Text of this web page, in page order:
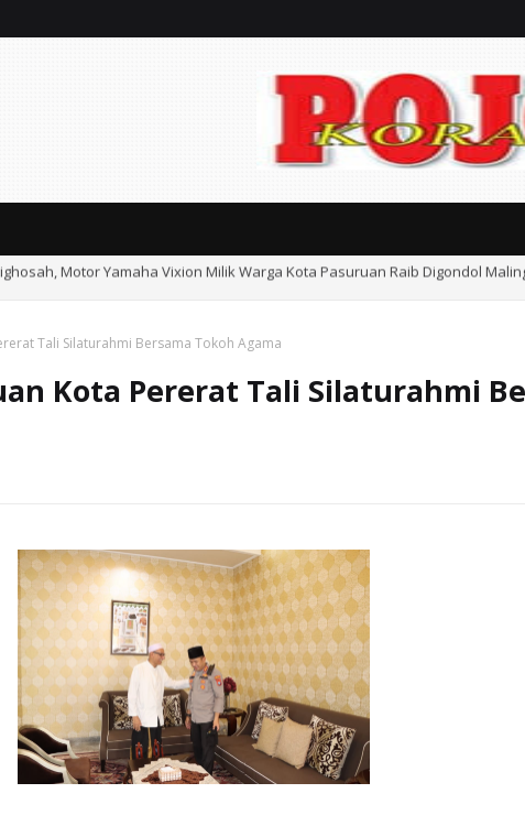
Peringatkan MA: Putusan Kasasi Harus Berdasarkan Fakta, Jangan Sampai
Tali Silaturahmi Bersama Tokoh Agama
Kota Pererat Tali Silaturahmi